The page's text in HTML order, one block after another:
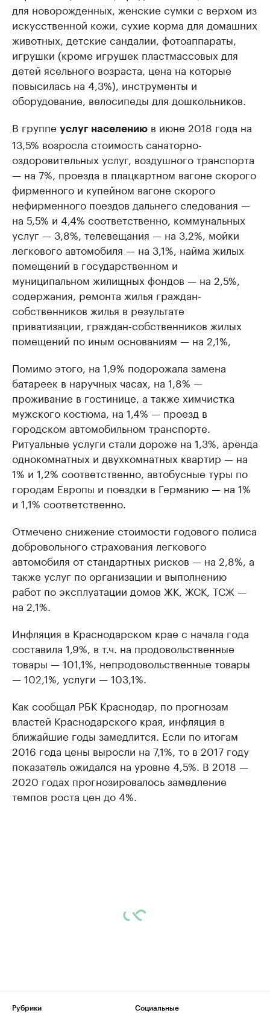
для новорожденных, женские сумки с верхом из
искусственной кожи, сухие корма для домашних
животных, детские сандалии, фотоаппараты,
игрушки (кроме игрушек пластмассовых для
детей ясельного возраста, цена на которые
повысилась на 4,3%), инструменты и
оборудование, велосипеды для дошкольников.
В группе услуг населению в июне 2018 года на
13,5% возросла стоимость санаторно-
оздоровительных услуг, воздушного транспорта
— на 7%, проезда в плацкартном вагоне скорого
фирменного и купейном вагоне скорого
нефирменного поездов дальнего следования —
на 5,5% и 4,4% соответственно, коммунальных
услуг — 3,8%, телевещания — на 3,2%, мойки
легкового автомобиля — на 3,1%, найма жилых
помещений в государственном и
муниципальном жилищных фондов — на 2,5%,
содержания, ремонта жилья граждан-
собственников жилья в результате
приватизации, граждан-собственников жилых
помещений по иным основаниям — на 2,1%,
Помимо этого, на 1,9% подорожала замена
батареек в наручных часах, на 1,8% —
проживание в гостинице, а также химчистка
мужского костюма, на 1,4% — проезд в
городском автомобильном транспорте.
Ритуальные услуги стали дороже на 1,3%, аренда
однокомнатных и двухкомнатных квартир — на
1% и 1,2% соответственно, автобусные туры по
городам Европы и поездки в Германию — на 1%
и 1,1% соответственно.
Отмечено снижение стоимости годового полиса
добровольного страхования легкового
автомобиля от стандартных рисков — на 2,8%, а
также услуг по организации и выполнению
работ по эксплуатации домов ЖК, ЖСК, ТСЖ —
на 2,1%.
Инфляция в Краснодарском крае с начала года
составила 1,9%, в т.ч. на продовольственные
товары — 101,1%, непродовольственные товары
— 102,1%, услуги — 103,1%.
Как сообщал РБК Краснодар, по прогнозам
властей Краснодарского края, инфляция в
ближайшие годы замедлится. Если по итогам
2016 года цены выросли на 7,1%, то в 2017 году
показатель ожидался на уровне 4,5%. В 2018 —
2020 годах прогнозировалось замедление
темпов роста цен до 4%.
Рубрики
Социальные